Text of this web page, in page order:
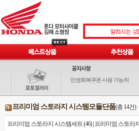
민생회복쿠폰 사용 가능처
프리미엄 스토라지 시스템모듈단품(총 14건)
프리미엄 스토라지 시스템세트 (46)| 프리미엄 스토라